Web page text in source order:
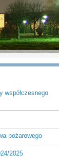
współczesnego
pożarowego
2025